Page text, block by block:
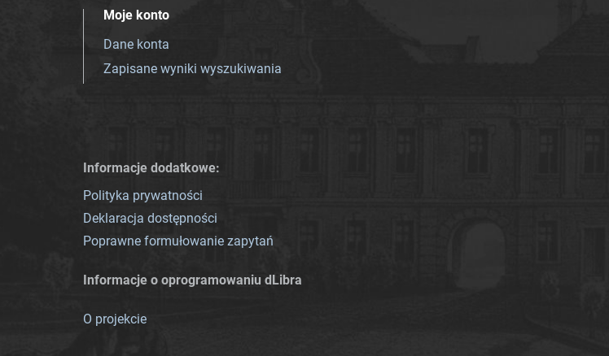
Moje konto
Dane konta
Zapisane wyniki wyszukiwania
Informacje dodatkowe:
Polityka prywatności
Deklaracja dostępności
Poprawne formułowanie zapytań
Informacje o oprogramowaniu dLibra
O projekcie